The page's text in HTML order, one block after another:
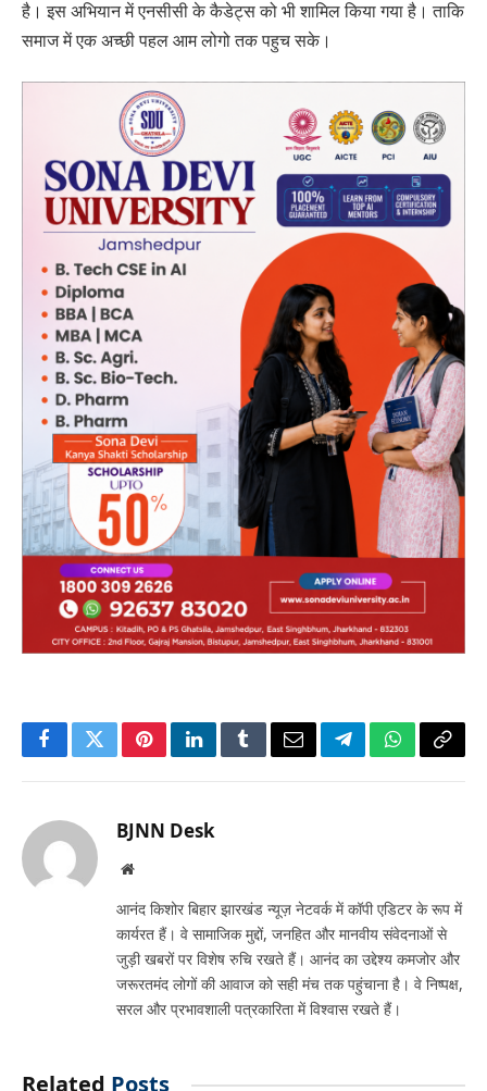
है। इस अभियान में एनसीसी के कैडेट्स को भी शामिल किया गया है। ताकि
समाज में एक अच्छी पहल आम लोगो तक पहुच सके।
FacebookTwitterPinterestLinkedInTumblrEmailTelegramWhatsApp
Copy
BJNN Desk
Website
आनंद किशोर बिहार झारखंड न्यूज़ नेटवर्क में कॉपी एडिटर के रूप में
कार्यरत हैं। वे सामाजिक मुद्दों, जनहित और मानवीय संवेदनाओं से
जुड़ी खबरों पर विशेष रुचि रखते हैं। आनंद का उद्देश्य कमजोर और
जरूरतमंद लोगों की आवाज को सही मंच तक पहुंचाना है। वे निष्पक्ष,
सरल और प्रभावशाली पत्रकारिता में विश्वास रखते हैं।
Related Posts